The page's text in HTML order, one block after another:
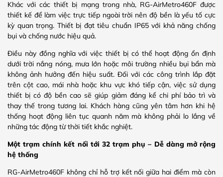
Khác với các thiết bị mạng trong nhà, RG-AirMetro460F được
thiết kế để làm việc trực tiếp ngoài trời nên độ bền là yếu tố cực
kỳ quan trọng. Thiết bị đạt tiêu chuẩn IP65 với khả năng chống
bụi và chống nước hiệu quả.
Điều này đồng nghĩa với việc thiết bị có thể hoạt động ổn định
dưới trời nắng nóng, mưa lớn hoặc môi trường nhiều bụi bẩn mà
không ảnh hưởng đến hiệu suất. Đối với các công trình lắp đặt
trên cột cao, mái nhà hoặc khu vực khó tiếp cận, việc sử dụng
thiết bị có độ bền cao sẽ giúp giảm đáng kể chi phí bảo trì và
thay thế trong tương lai. Khách hàng cũng yên tâm hơn khi hệ
thống hoạt động liên tục quanh năm mà không phải lo lắng về
những tác động từ thời tiết khắc nghiệt.
Một trạm chính kết nối tới 32 trạm phụ – Dễ dàng mở rộng
hệ thống
RG-AirMetro460F không chỉ hỗ trợ kết nối giữa hai điểm mà còn